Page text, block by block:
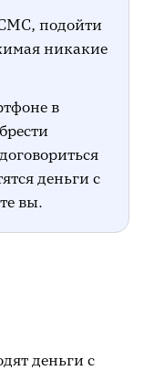
подойти
никакие
в
деньги с
вы.
деньги с